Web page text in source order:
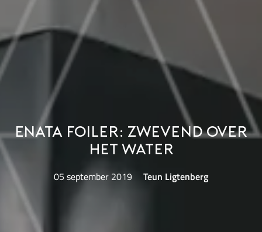
Enata Foiler: zwevend over
het water
05 september 2019 Teun Ligtenberg